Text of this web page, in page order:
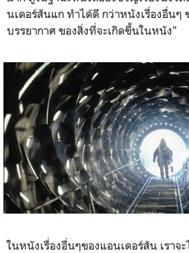
นเดอร์สันแก ทำได้ดี กว่าหนังเรื่องอื่นๆ
บรรยากาศ ของสิ่งที่จะเกิดขึ้นในหนัง"
ในหนังเรื่องอื่นๆของแอนเดอร์สัน เราจ